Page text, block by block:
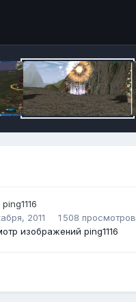
ping1116
2011
1 508 просмотров
изображений ping1116